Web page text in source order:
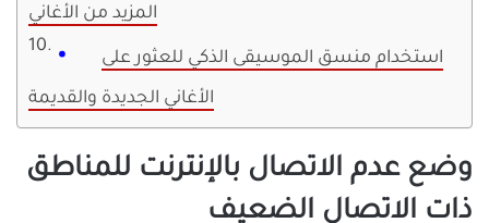
المزيد من الأغاني
استخدام منسق الموسيقى الذكي للعثور على
الأغاني الجديدة والقديمة
وضع عدم الاتصال بالإنترنت للمناطق
ذات الاتصال الضعيف